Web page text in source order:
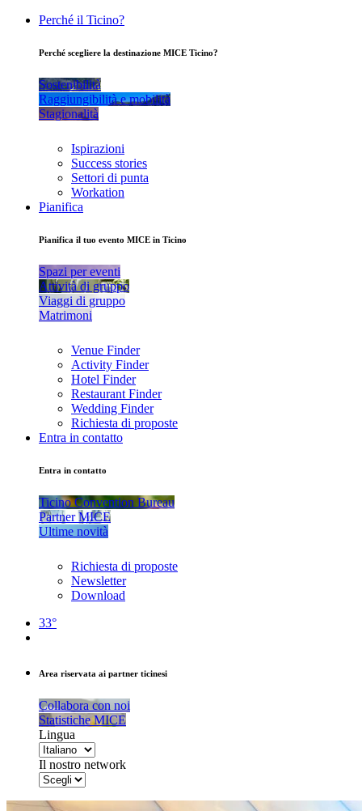
Perché il Ticino?
Perché scegliere la destinazione MICE Ticino?
Sostenibilità
Raggiungibilità e mobilità
Stagionalità
Ispirazioni
Success stories
Settori di punta
Workation
Pianifica
Pianifica il tuo evento MICE in Ticino
Spazi per eventi
Attività di gruppo
Viaggi di gruppo
Matrimoni
Venue Finder
Activity Finder
Hotel Finder
Restaurant Finder
Wedding Finder
Richiesta di proposte
Entra in contatto
Entra in contatto
Ticino Convention Bureau
Partner MICE
Ultime novità
Richiesta di proposte
Newsletter
Download
33°
Area riservata ai partner ticinesi
Collabora con noi
Statistiche MICE
Lingua
Il nostro network